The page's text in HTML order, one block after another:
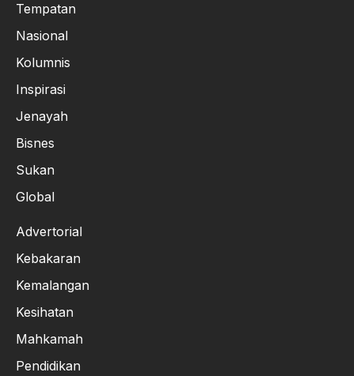
Tempatan
Nasional
Kolumnis
Inspirasi
Jenayah
Bisnes
Sukan
Global
Advertorial
Kebakaran
Kemalangan
Kesihatan
Mahkamah
Pendidikan